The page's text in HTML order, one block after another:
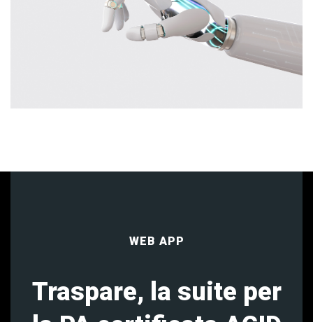
WEB APP
Traspare, la suite per